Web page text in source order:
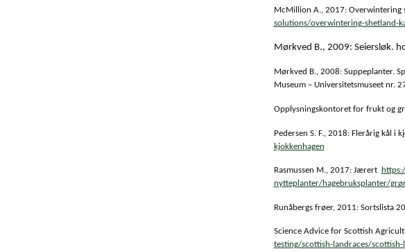
McMillion A., 2017: Overwintering
solutions/overwintering-shetland-
Mørkved B., 2009: Seiersløk.
Mørkved B., 2008: Suppeplanter.
Museum – Universitetsmuseet nr.
Opplysningskontoret for frukt og
Pedersen S. F., 2018: Flerårig kål i
kjokkenhagen
Rasmussen M., 2017: Jærert
nytteplanter/hagebruksplanter/
Runåbergs frøer, 2011: Sortslista
Science Advice for Scottish
testing/scottish-landraces/